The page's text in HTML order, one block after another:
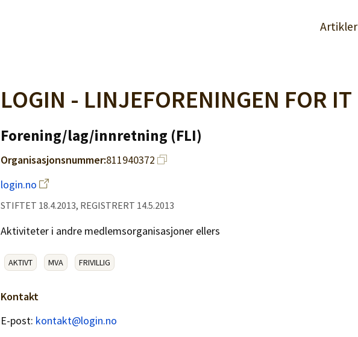
Artikler
LOGIN - LINJEFORENINGEN FOR IT
Forening/lag/innretning (FLI)
Organisasjonsnummer:811940372
login.no
STIFTET 18.4.2013, REGISTRERT 14.5.2013
Aktiviteter i andre medlemsorganisasjoner ellers
AKTIVT MVA FRIVILLIG
Kontakt
E-post: kontakt@login.no